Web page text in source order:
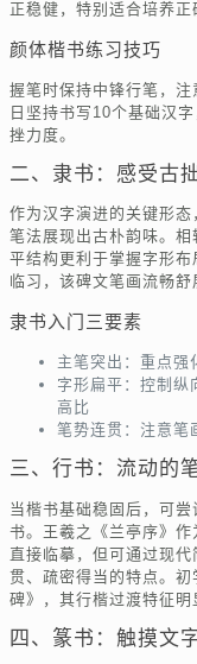
正稳健，特别适合培养正
颜体楷书练习技巧
握笔时保持中锋行笔，注
日坚持书写10个基础汉
挫力度。
二、隶书：感受古
作为汉字演进的关键形态
笔法展现出古朴韵味。
平结构更利于掌握字形
临习，该碑文笔画流畅舒
隶书入门三要素
主笔突出：重点强
字形扁平：控制
高比
笔势连贯：注意笔
三、行书：流动的
当楷书基础稳固后，可
书。王羲之《兰亭序》作
直接临摹，但可通过现
贯、疏密得当的特点。
碑》，其行楷过渡特征明
四、篆书：触摸文